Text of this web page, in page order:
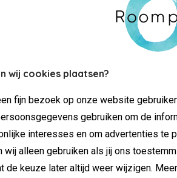
wij cookies plaatsen?
fijn bezoek op onze website
gebruiken om de
interesses en om advertenties te
wij alleen gebruiken als jij ons
de keuze later altijd weer wijzigen.